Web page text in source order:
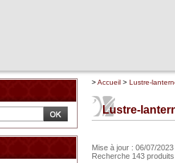
>Accueil > Lustre-
Lustre-
Mise à jour : 06/07/
Recherche 143